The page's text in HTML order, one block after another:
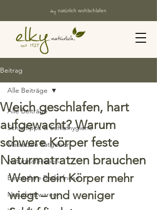
elky natürlich wohlschlafen
Beitrag
Alle Beiträge
Schlaftipps & Schlafhygiene
Matratzen Ratgeber
Naturmaterialien
Besondere Bedürfnisse
Naturbettwaren
Alle Beiträge
Weich geschlafen, hart
aufgewacht? Warum
schwere Körper feste
Naturmatratzen brauchen
Wenn dein Körper mehr
wiegt – und weniger